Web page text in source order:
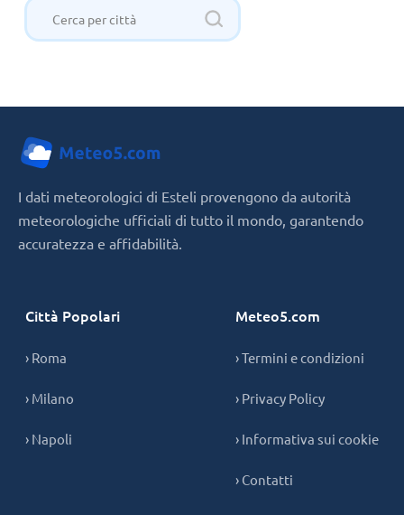
I dati meteorologici di Esteli provengono da autorità
meteorologiche ufficiali di tutto il mondo, garantendo
accuratezza e affidabilità.
Città Popolari
› Roma
› Milano
› Napoli
Meteo5.com
› Termini e condizioni
› Privacy Policy
› Informativa sui cookie
› Contatti